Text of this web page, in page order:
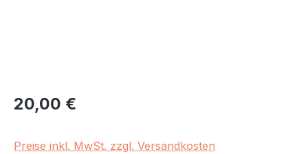
Regulärer Preis:
20,00 €
Preise inkl. MwSt. zzgl. Versandkosten